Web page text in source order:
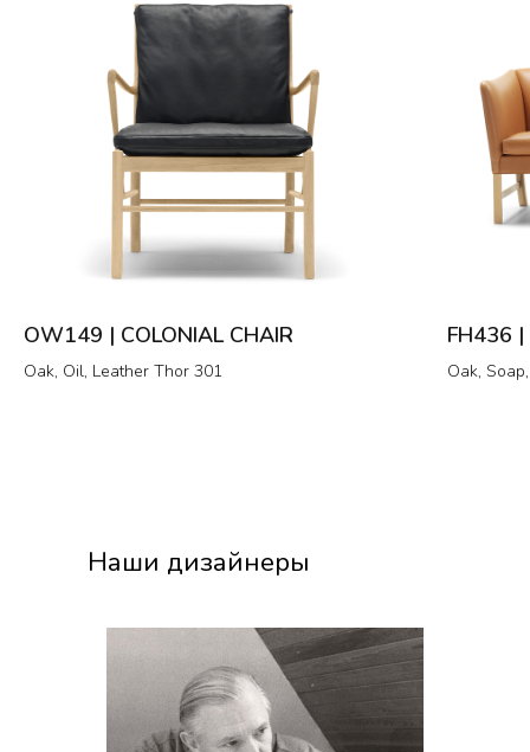
OW149 | COLONIAL CHAIR
Oak, Oil, Leather Thor 301
FH436 |
Oak,
Наши дизайнеры